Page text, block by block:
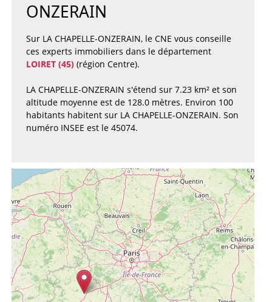
ONZERAIN
Sur LA CHAPELLE-ONZERAIN, le CNE vous conseille
ces experts immobiliers dans le département
LOIRET (45)(région Centre).
LA CHAPELLE-ONZERAIN s'étend sur 7.23 km² et son
altitude moyenne est de 128.0 mètres. Environ 100
habitants habitent sur LA CHAPELLE-ONZERAIN. Son
numéro INSEE est le 45074.